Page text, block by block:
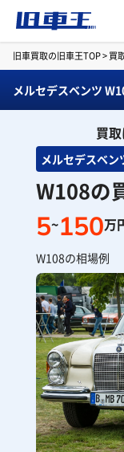
旧車買取の旧車王TOP>買
メルセデスベンツ
買
メルセデスベン
W108の
5~150万
W108の相場例